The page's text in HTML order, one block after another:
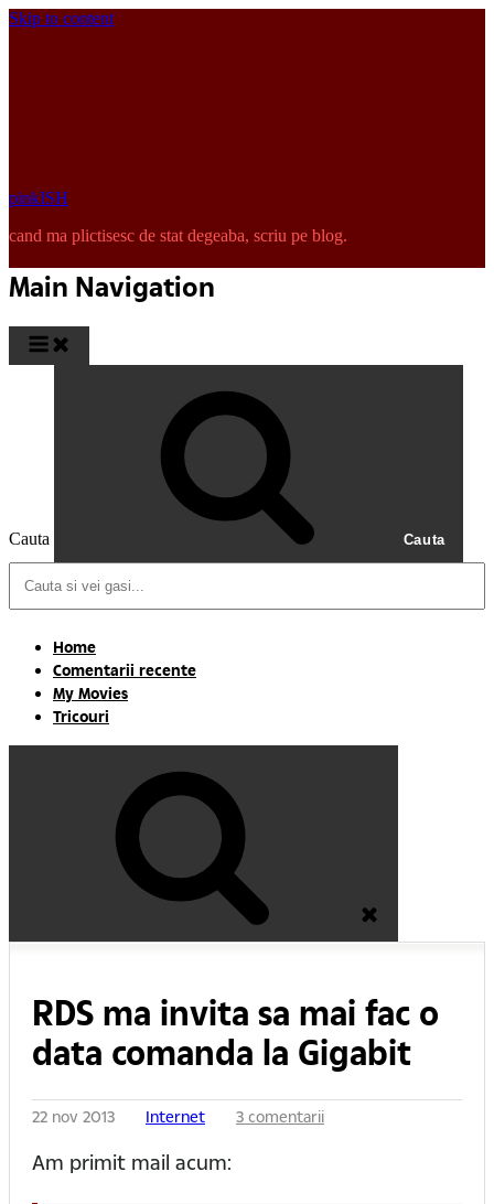
Skip to content
pinkISH
cand ma plictisesc de stat degeaba, scriu pe blog.
Main Navigation
Cauta Cauta
Home
Comentarii recente
My Movies
Tricouri
RDS ma invita sa mai fac o
data comanda la Gigabit
22 nov 2013 Internet 3 comentarii
Am primit mail acum: